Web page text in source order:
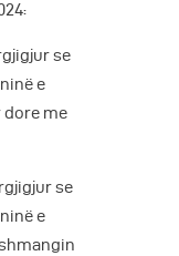
se
e
dore me
se
e